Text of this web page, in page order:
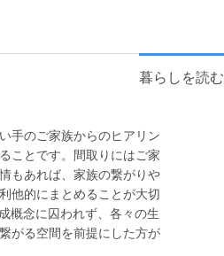
暮らしを読む
手のご家族からのヒアリン
ことです。間取りにはご家
もあれば、家族の繋がりや
他的にまとめることが大切
概念に囚われず、各々の生
がる空間を前提にした方が